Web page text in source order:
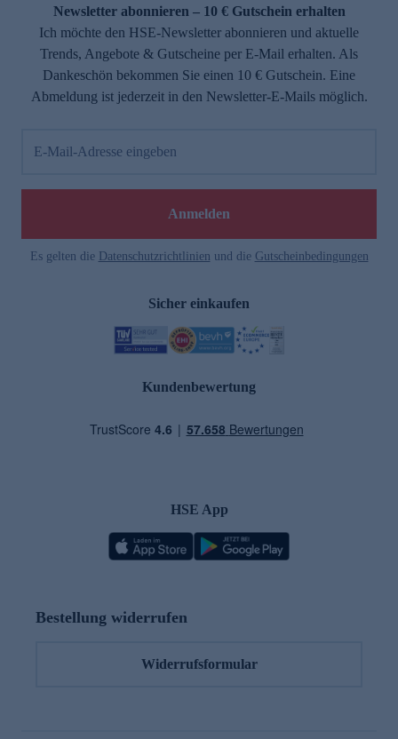
Newsletter abonnieren – 10 € Gutschein erhalten
Ich möchte den HSE-Newsletter abonnieren und aktuelle
Trends, Angebote & Gutscheine per E-Mail erhalten. Als
Dankeschön bekommen Sie einen 10 € Gutschein. Eine
Abmeldung ist jederzeit in den Newsletter-E-Mails möglich.
E-Mail-Adresse eingeben
Anmelden
Es gelten die Datenschutzrichtlinien und die Gutscheinbedingungen
Sicher einkaufen
Kundenbewertung
HSE App
Bestellung widerrufen
Widerrufsformular